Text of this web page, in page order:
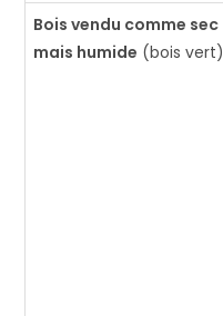
Bois vendu comme sec
mais humide (bois vert)